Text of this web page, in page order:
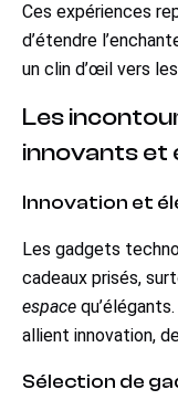
Ces expériences
d’étendre
un clin d’œil vers
Les
innovants et
Innovation et
Les gadgets
cadeaux prisés,
espace
allient innovation,
Sélection de